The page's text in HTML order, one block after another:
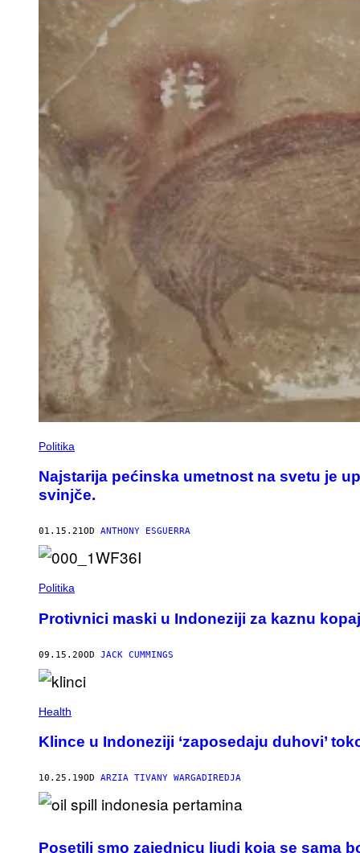
Politika
Najstarija pećinska umetnost na svetu je
svinjče.
01.15.21OD ANTHONY ESGUERRA
Politika
Protivnici maski u Indoneziji za kaznu
09.15.20OD JACK CUMMINGS
Health
Klince u Indoneziji ‘zaposedaju duhovi’
10.25.19OD ARZIA TIVANY WARGADIREDJA
Posetili smo zajednicu ljudi koja se sama